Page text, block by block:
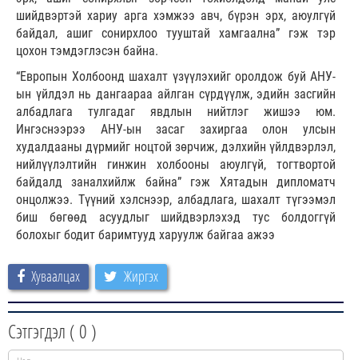
шийдвэртэй хариу арга хэмжээ авч, бүрэн эрх, аюулгүй
байдал, ашиг сонирхлоо тууштай хамгаална” гэж тэр
цохон тэмдэглэсэн байна.
“Европын Холбоонд шахалт үзүүлэхийг оролдож буй АНУ-
ын үйлдэл нь дангаараа айлган сүрдүүлж, эдийн засгийн
албадлага тулгадаг явдлын нийтлэг жишээ юм.
Ингэснээрээ АНУ-ын засаг захиргаа олон улсын
худалдааны дүрмийг ноцтой зөрчиж, дэлхийн үйлдвэрлэл,
нийлүүлэлтийн гинжин холбооны аюулгүй, тогтвортой
байдалд заналхийлж байна” гэж Хятадын дипломатч
онцолжээ. Түүний хэлснээр, албадлага, шахалт түгээмэл
биш бөгөөд асуудлыг шийдвэрлэхэд тус болдоггүй
болохыг бодит баримтууд харуулж байгаа ажээ
Хуваалцах Жиргэх
Сэтгэгдэл ( 0 )